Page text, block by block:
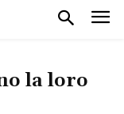
la loro